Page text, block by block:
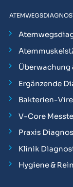
Überwachung
Ergänzende
Bakterien-
V-Core
Praxis
Klinik
Hygiene &